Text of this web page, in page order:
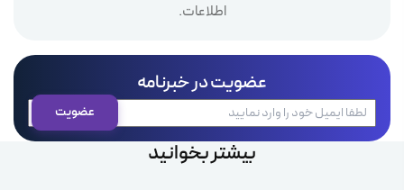
اطلاعات.
عضویت در خبرنامه
بیشتر بخوانید